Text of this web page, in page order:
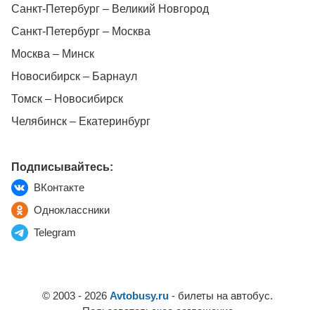
Санкт-Петербург – Великий Новгород
Санкт-Петербург – Москва
Москва – Минск
Новосибирск – Барнаул
Томск – Новосибирск
Челябинск – Екатеринбург
Подписывайтесь:
ВКонтакте
Одноклассники
Telegram
© 2003 - 2026 Avtobusy.ru - билеты на автобус.